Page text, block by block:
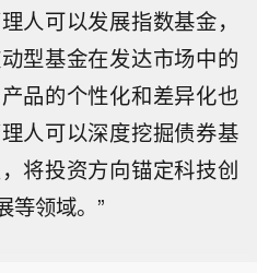
人可以发展指数基金，
型基金在发达市场中的
品的个性化和差异化也
人可以深度挖掘债券基
将投资方向锚定科技创
等领域。”
奥特曼：我最为欣赏
，便是他们一心助力